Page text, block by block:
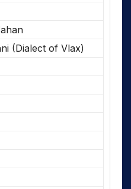
(Dialect of Vlax)